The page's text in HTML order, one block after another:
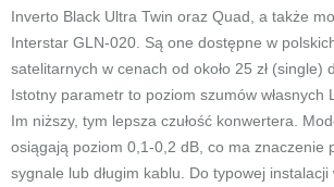
Inverto Black Ultra Twin oraz Quad, a także
Interstar GLN-020. Są one dostępne w
satelitarnych w cenach od około 25 zł (single)
Istotny parametr to poziom szumów własnych
Im niższy, tym lepsza czułość konwertera.
osiągają poziom 0,1-0,2 dB, co ma znaczenie
sygnale lub długim kablu. Do typowej